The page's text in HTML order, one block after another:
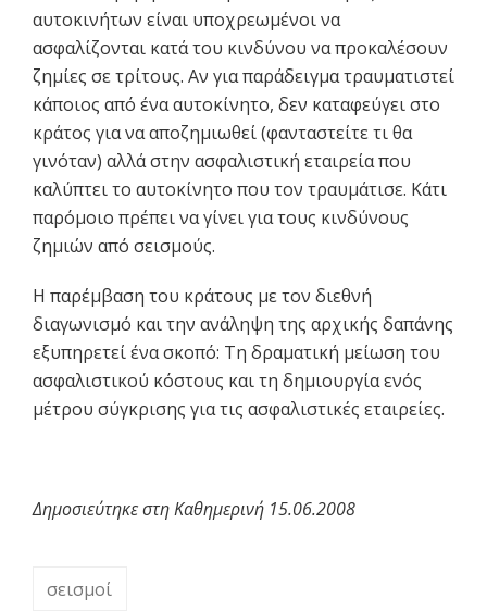
αυτοκινήτων είναι υποχρεωμένοι να
ασφαλίζονται κατά του κινδύνου να προκαλέσουν
ζημίες σε τρίτους. Αν για παράδειγμα τραυματιστεί
κάποιος από ένα αυτοκίνητο, δεν καταφεύγει στο
κράτος για να αποζημιωθεί (φανταστείτε τι θα
γινόταν) αλλά στην ασφαλιστική εταιρεία που
καλύπτει το αυτοκίνητο που τον τραυμάτισε. Κάτι
παρόμοιο πρέπει να γίνει για τους κινδύνους
ζημιών από σεισμούς.
Η παρέμβαση του κράτους με τον διεθνή
διαγωνισμό και την ανάληψη της αρχικής δαπάνης
εξυπηρετεί ένα σκοπό: Τη δραματική μείωση του
ασφαλιστικού κόστους και τη δημιουργία ενός
μέτρου σύγκρισης για τις ασφαλιστικές εταιρείες.
Δημοσιεύτηκε στη Καθημερινή 15.06.2008
σεισμοί